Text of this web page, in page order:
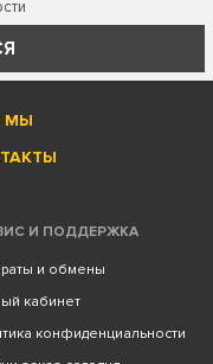
МЫ
И ПОДДЕРЖКА
и обмены
кабинет
конфиденциальности